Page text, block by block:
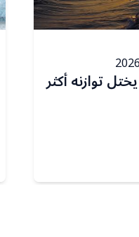
توازنه أكثر